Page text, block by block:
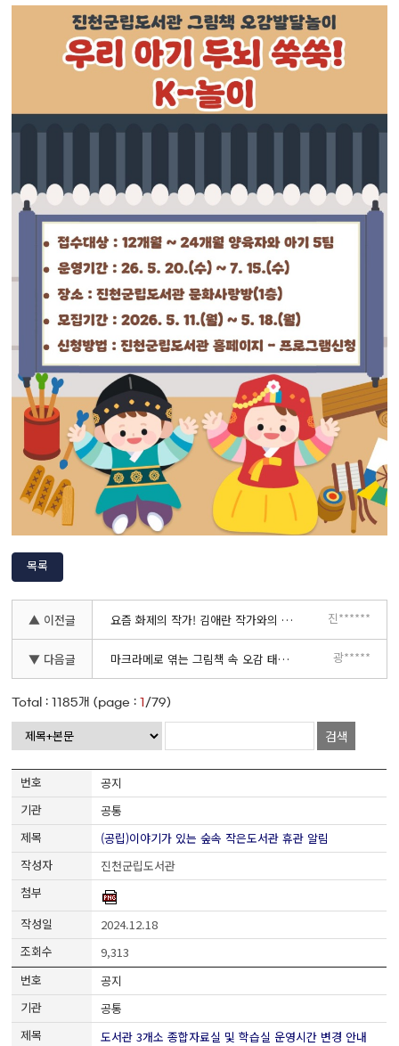
목록
▲ 이전글 요즘 화제의 작가! 김애란 작가와의 만남-5.29.(금) 18:30~20:00 진******
▼ 다음글 마크라메로 엮는 그림책 속 오감 태교 모집 안내(광혜원도서관 북스타트 오감발달) 광*****
Total :1185개 (page :1 /79)
검색
공지
공통
(공립)이야기가 있는 숲속 작은도서관 휴관 알림
진천군립도서관
2024.12.18
9,313
공지
공통
도서관 3개소 종합자료실 및 학습실 운영시간 변경 안내